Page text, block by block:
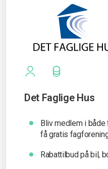
Det Faglige Hus
Bliv medlem i
få gratis
Rabattilbud på bil,